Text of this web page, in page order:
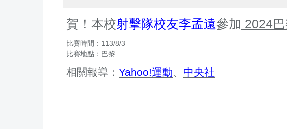
賀！本校射擊隊校友李孟遠參加 2024
比賽時間：113/8/3
比賽地點：巴黎
相關報導： Yahoo!運動 中央社